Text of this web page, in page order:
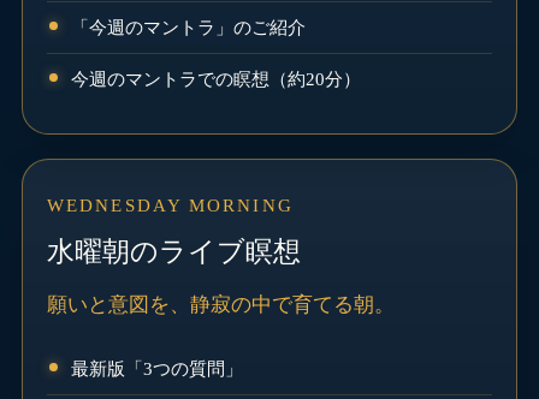
「今週のマントラ」のご紹介
今週のマントラでの瞑想（約20分）
WEDNESDAY MORNING
水曜朝のライブ瞑想
願いと意図を、静寂の中で育てる朝。
最新版「3つの質問」